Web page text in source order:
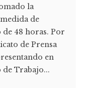
la
de
48 horas. Por
de Prensa
en
Trabajo...